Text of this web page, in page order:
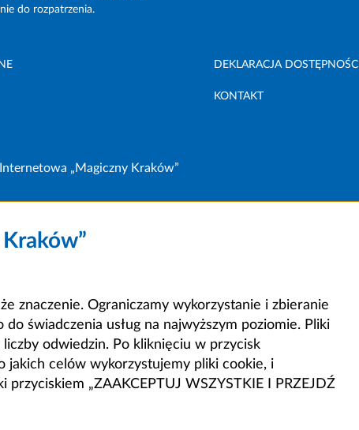
do rozpatrzenia.
DEKLARACJA DOSTĘPNOŚCI
KONTAKT
„Magiczny Kraków”
znaczenie. Ograniczamy wykorzystanie i zbieranie
świadczenia usług na najwyższym poziomie. Pliki
odwiedzin. Po kliknięciu w przycisk
jakich celów wykorzystujemy pliki cookie, i
„ZAAKCEPTUJ WSZYSTKIE I PRZEJDŹ